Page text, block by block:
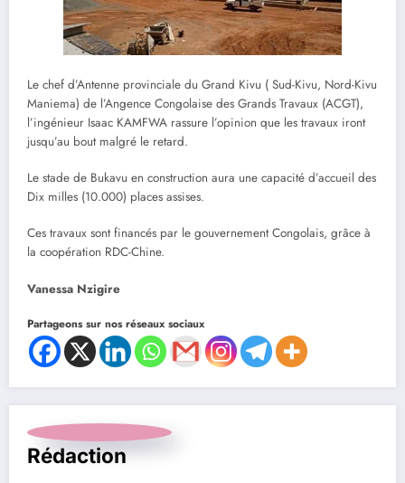
Le chef d’Antenne provinciale du Grand Kivu ( Sud-Kivu, Nord-Kivu
Maniema) de l’Angence Congolaise des Grands Travaux (ACGT),
l’ingénieur Isaac KAMFWA rassure l’opinion que les travaux iront
jusqu’au bout malgré le retard.
Le stade de Bukavu en construction aura une capacité d’accueil des
Dix milles (10.000) places assises.
Ces travaux sont financés par le gouvernement Congolais, grâce à
la coopération RDC-Chine.
Vanessa Nzigire
Partageons sur nos réseaux sociaux
Rédaction